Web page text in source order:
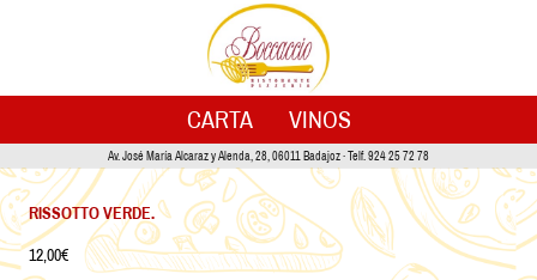
CARTA VINOS
Av. José María Alcaraz y Alenda, 28, 06011 Badajoz · Telf. 924 25 72 78
RISSOTTO VERDE.
12,00€